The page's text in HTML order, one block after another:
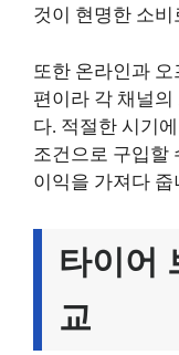
것이 현명한 소
또한 온라인과
편이라 각 채널
다. 적절한 시기
조건으로 구입할
이익을 가져다 줍
타이어
교